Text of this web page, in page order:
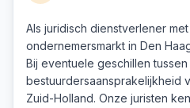
Als juridisch dienstverlener
ondernemersmarkt in Den
Bij eventuele geschillen
bestuurdersaansprakelijkheid
Zuid-Holland. Onze juristen